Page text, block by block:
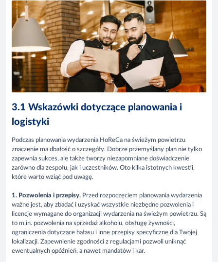
3.1 Wskazówki dotyczące planowania i
logistyki
Podczas planowania wydarzenia HoReCa na świeżym powietrzu
znaczenie ma dbałość o szczegóły. Dobrze przemyślany plan nie tylko
zapewnia sukces, ale także tworzy niezapomniane doświadczenie
zarówno dla zespołu, jak i uczestników. Oto kilka istotnych kwestii,
które warto wziąć pod uwagę.
1. Pozwolenia i przepisy. Przed rozpoczęciem planowania wydarzenia
ważne jest, aby zbadać i uzyskać wszystkie niezbędne pozwolenia i
licencje wymagane do organizacji wydarzenia na świeżym powietrzu. Są
to m.in. pozwolenia na sprzedaż alkoholu, obsługę żywności,
ograniczenia dotyczące hałasu i inne przepisy specyficzne dla Twojej
lokalizacji. Zapewnienie zgodności z regulacjami pozwoli uniknąć
ewentualnych opóźnień, a nawet mandatów i kar.